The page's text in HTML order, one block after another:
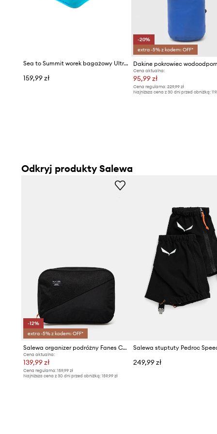
Sea to Summit worek bagażowy Ultra-Sil Garment Mesh Bag
159,99 zł
-20%
extra -5% z kodem: OFF*
Dakine pokrowiec
Cena aktualna:
95,99 zł
Cena regularna:229,99 zł
Najniższa cena z 30 dni przed obniżką:
Odkryj produkty Salewa
-12%
extra -5% z kodem: OFF*
Salewa organizer podróżny Fanes Cube
Cena aktualna:
139,99 zł
Cena regularna: 159,99 zł
Najniższa cena z 30 dni przed obniżką: 159,99 zł
Salewa stuptuty Pedroc
249,99 zł